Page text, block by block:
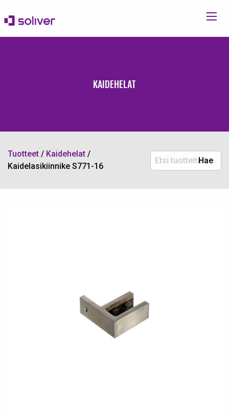
KAIDEHELAT
Tuotteet / Kaidehelat /
Kaidelasikiinnike S771-16
Etsi
tuotteita:
Hae